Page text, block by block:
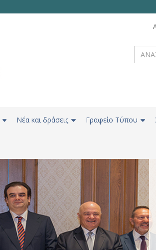
Νέα και δράσεις Γραφείο Τύπου